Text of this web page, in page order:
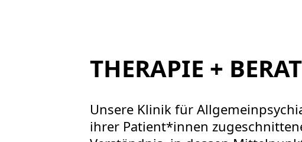
THERAPIE +
Unsere Klinik für
ihrer Patient*innen